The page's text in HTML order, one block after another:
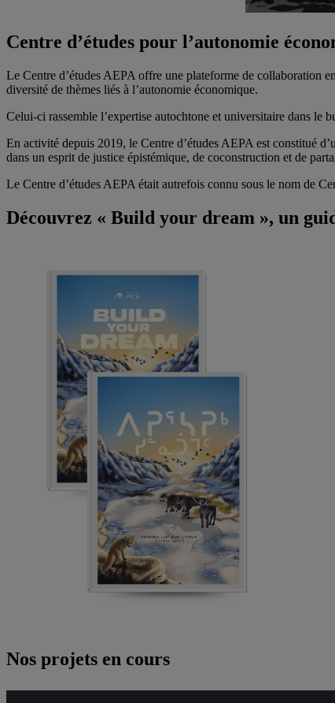
Centre d’études pour l’autonomie
Le Centre d’études AEPA offre une plateforme de collaboration
diversité de thèmes liés à l’autonomie économique.
Celui-ci rassemble l’expertise autochtone et universitaire dans le
En activité depuis 2019, le Centre d’études AEPA est constitué
dans un esprit de justice épistémique, de coconstruction et de
Le Centre d’études AEPA était autrefois connu sous le nom de
Découvrez « Build your dream », un
Nos projets en cours